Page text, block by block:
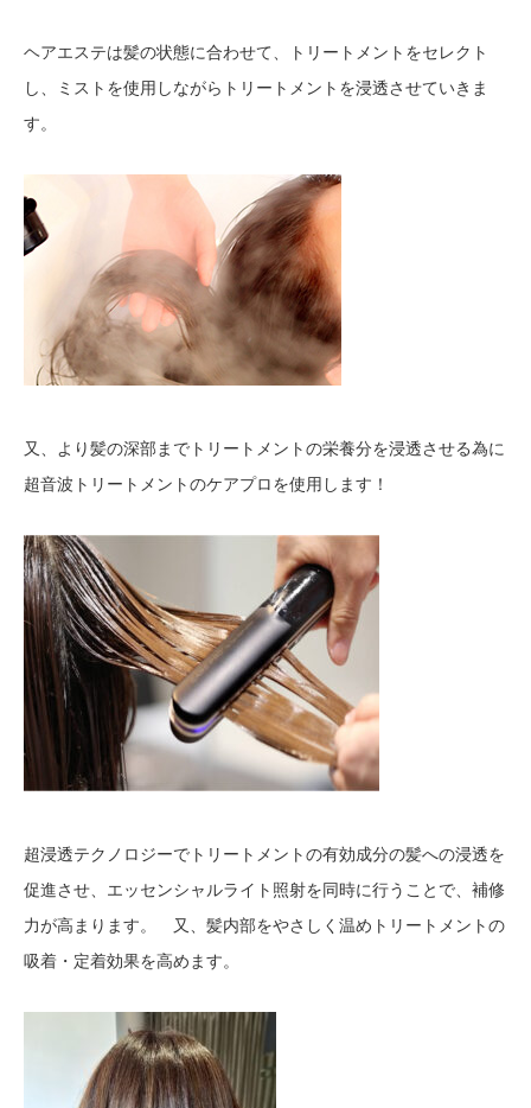
ヘアエステは髪の状態に合わせて、トリートメントをセレクト
し、ミストを使用しながらトリートメントを浸透させていきま
す。
又、より髪の深部までトリートメントの栄養分を浸透させる為に
超音波トリートメントのケアプロを使用します！
超浸透テクノロジーでトリートメントの有効成分の髪への浸透を
促進させ、エッセンシャルライト照射を同時に行うことで、補修
力が高まります。 又、髪内部をやさしく温めトリートメントの
吸着・定着効果を高めます。